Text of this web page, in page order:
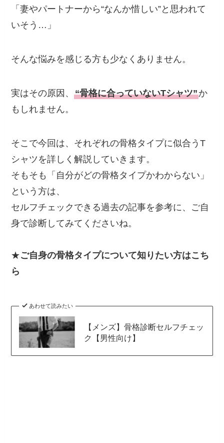
「妻やパートナーから“なんか惜しい”と思われて
いそう…」
そんな悩みを感じる方も少なくありません。
実はその原因、“骨格に合っていないTシャツ”か
もしれません。
そこで今回は、それぞれの骨格タイプに似合うT
シャツを詳しく解説していきます。
そもそも「自分がどの骨格タイプかわからない」
という方は、
セルフチェックできる過去の記事を参考に、ご自
身で診断してみてくださいね。
★ご自身の骨格タイプについて知りたい方はこち
ら
あわせて読みたい
【メンズ】骨格診断セルフチェッ
ク【男性向け】